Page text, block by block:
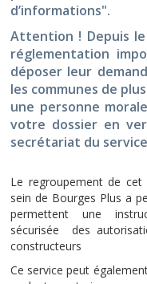
d’informations".
Attention ! Depuis
réglementation
déposer leur
les communes de
une personne
votre dossier en
secrétariat du
Le regroupement de
sein de Bourges Plus a
permettent une
sécurisée des
constructeurs
Ce service peut